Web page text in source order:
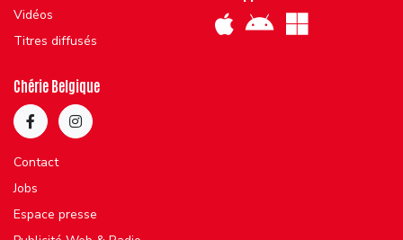
Vidéos
Titres diffusés
Chérie Belgique
Contact
Jobs
Espace presse